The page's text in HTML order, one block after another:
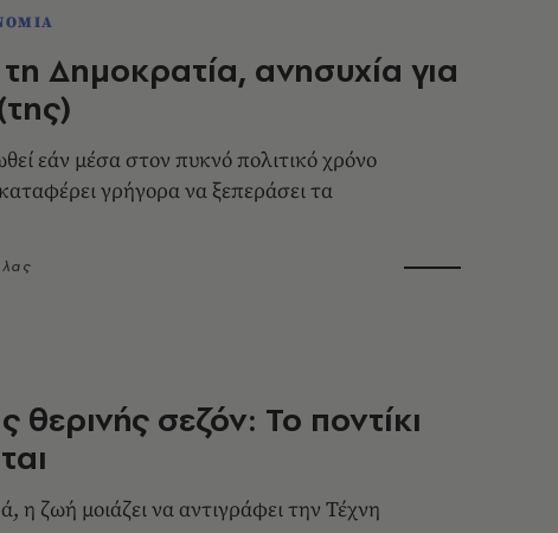
τη Δημοκρατία, ανησυχία για
εάν μέσα στον πυκνό πολιτικό χρόνο
γρήγορα να ξεπεράσει τα
θερινής σεζόν: Το ποντίκι
η ζωή μοιάζει να αντιγράφει την Τέχνη